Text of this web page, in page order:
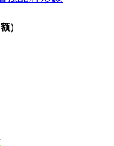
）